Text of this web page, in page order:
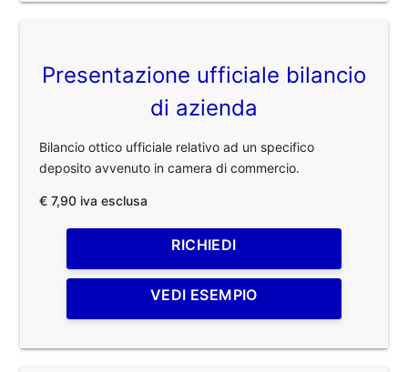
Presentazione ufficiale bilancio
di azienda
Bilancio ottico ufficiale relativo ad un specifico
deposito avvenuto in camera di commercio.
€ 7,90 iva esclusa
RICHIEDI
VEDI ESEMPIO